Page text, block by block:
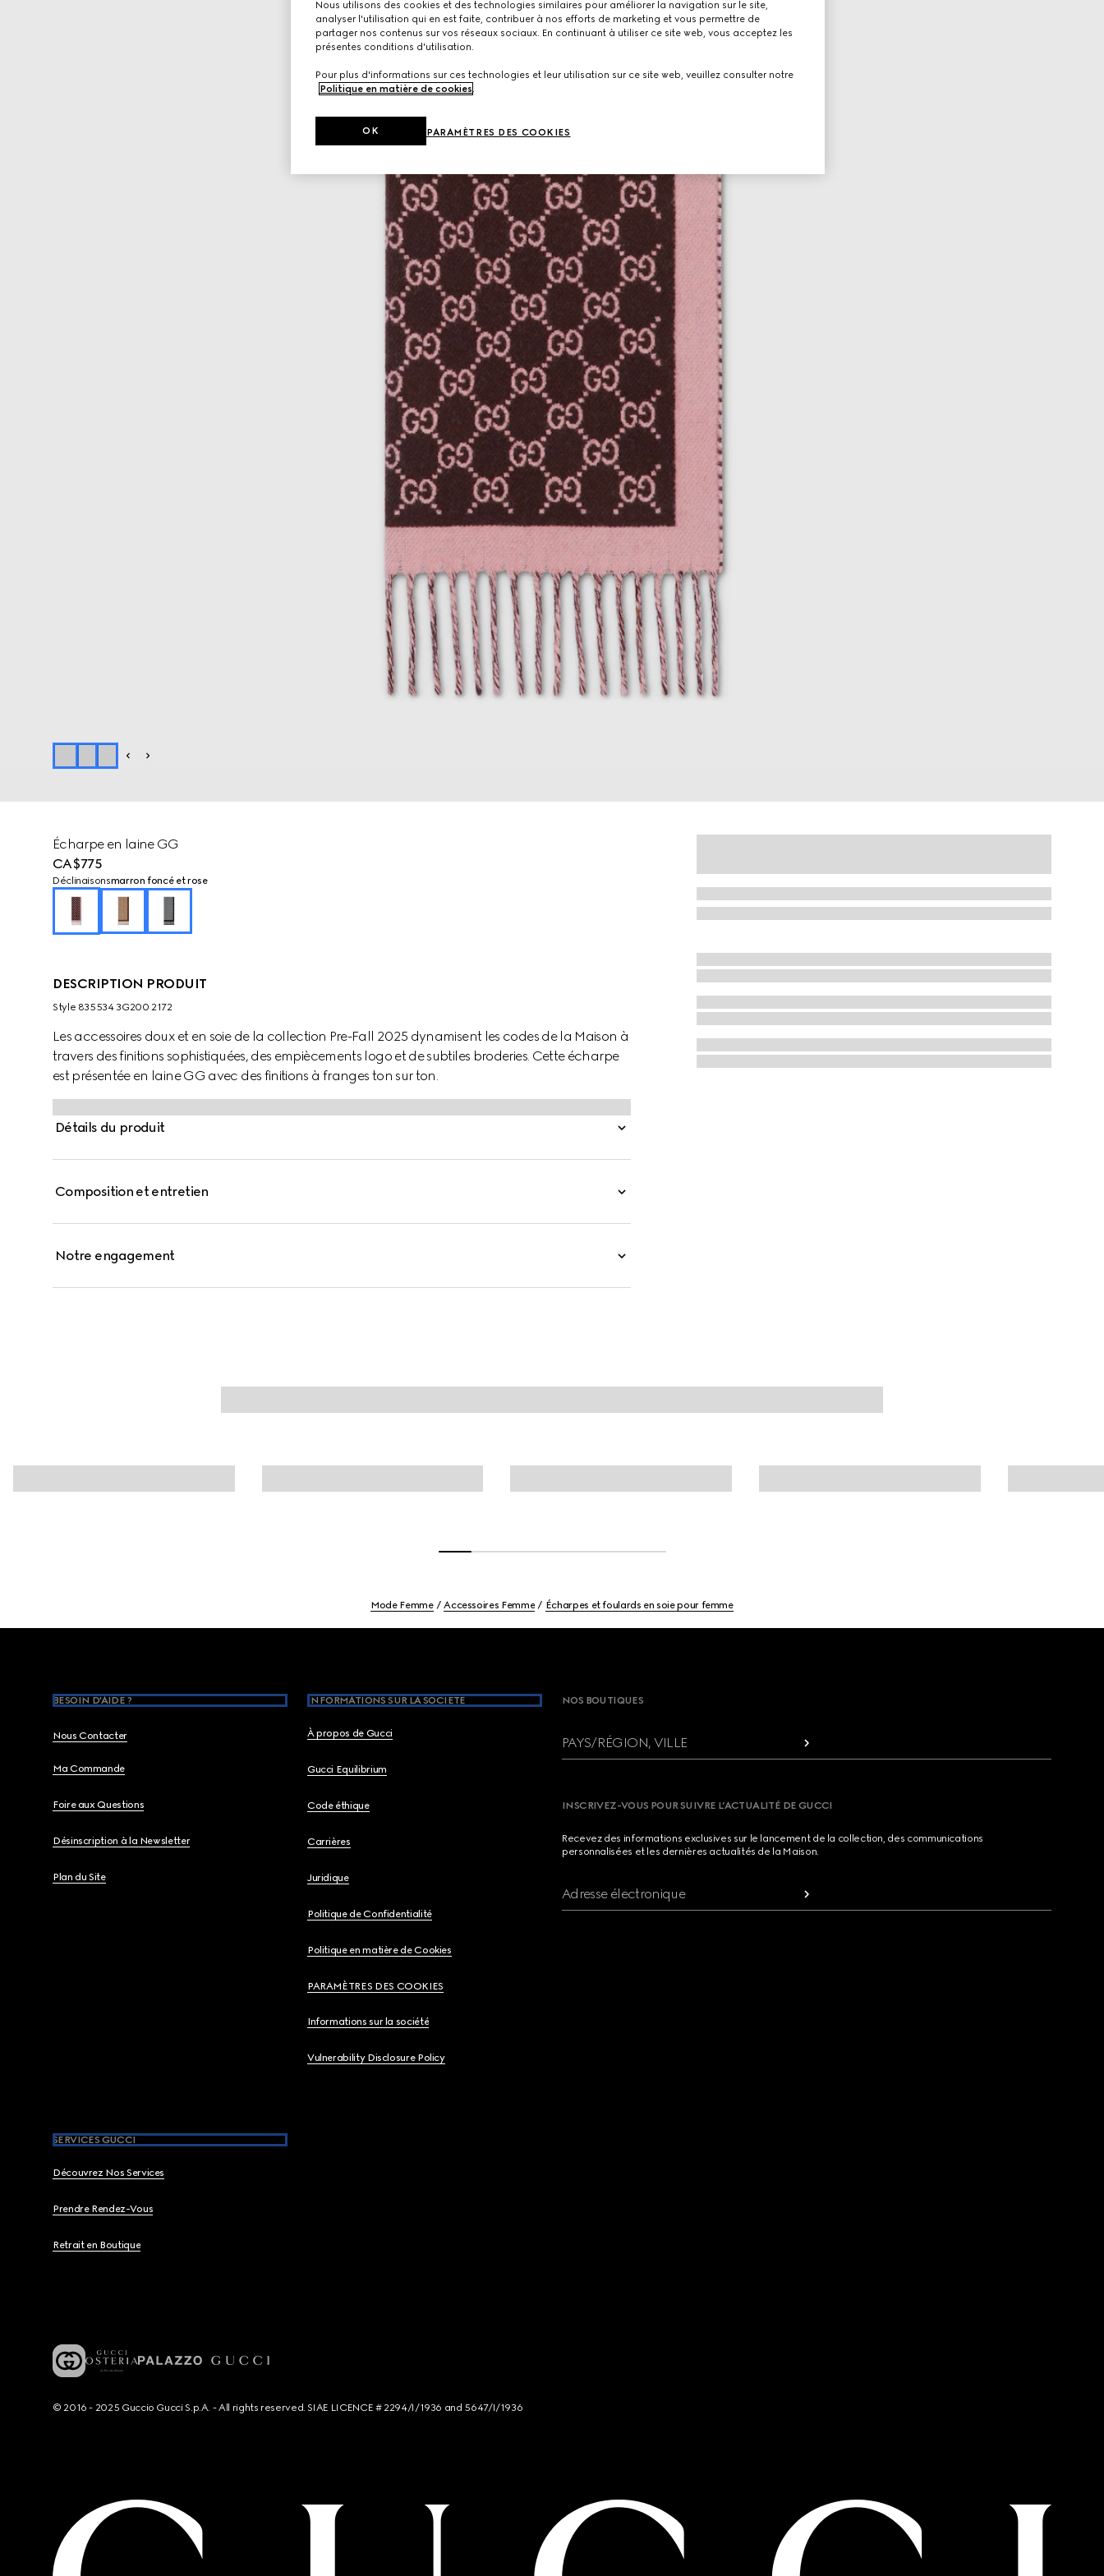
Écharpe en laine GG
CA$775
Déclinaisonsmarron foncé et rose
DESCRIPTION PRODUIT
Style ‎835534 3G200 2172
Les accessoires doux et en soie de la collection Pre-Fall 2025 dynamisent les codes de la Maison à
travers des finitions sophistiquées, des empiècements logo et de subtiles broderies. Cette écharpe
est présentée en laine GG avec des finitions à franges ton sur ton.
Détails du produit
Composition et entretien
Notre engagement
Mode Femme Accessoires Femme Écharpes et foulards en soie pour femme
BESOIN D'AIDE ?
Nous Contacter
Ma Commande
Foire aux Questions
Désinscription à la Newsletter
Plan du Site
INFORMATIONS SUR LA SOCIETE
À propos de Gucci
Gucci Equilibrium
Code éthique
Carrières
Juridique
Politique de Confidentialité
Politique en matière de Cookies
PARAMÈTRES DES COOKIES
Informations sur la société
Vulnerability Disclosure Policy
SERVICES GUCCI
Découvrez Nos Services
Prendre Rendez-Vous
Retrait en Boutique
NOS BOUTIQUES
PAYS/RÉGION, VILLE
INSCRIVEZ-VOUS POUR SUIVRE L’ACTUALITÉ DE GUCCI
Recevez des informations exclusives sur le lancement de la collection, des communications
personnalisées et les dernières actualités de la Maison.
Adresse électronique
© 2016 - 2025 Guccio Gucci S.p.A. - All rights reserved. SIAE LICENCE # 2294/I/1936 and 5647/I/1936
Nous utilisons des cookies et des technologies similaires pour améliorer la navigation sur le site,
analyser l'utilisation qui en est faite, contribuer à nos efforts de marketing et vous permettre de
partager nos contenus sur vos réseaux sociaux. En continuant à utiliser ce site web, vous acceptez les
présentes conditions d'utilisation.
Pour plus d'informations sur ces technologies et leur utilisation sur ce site web, veuillez consulter notre
Politique en matière de cookies
PARAMÈTRES DES COOKIES
OK